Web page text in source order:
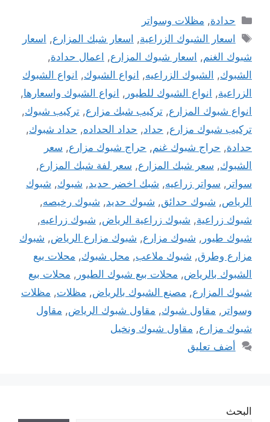
التصنيفات
حدادة, مظلات وسواتر
الوسوم
اسعار الشبوك الزراعية, اسعار شبك المزارع, اسعار
شبوك الغنم, اسعار شبوك المزارع, اعمال حدادة,
الشبوك, الشبوك الزراعيه, انواع الشبوك, انواع الشبوك
الزراعية, انواع الشبوك للطيور , انواع الشبوك واسعارها,
انواع شبوك المزارع, تركيب شبك مزارع, تركيب شبوك,
تركيب شبوك مزارع, حداد, حداد الحداده, حداد شبوك,
حدادة, حراج شبوك غنم, حراج شبوك مزارع, سعر
الشبوك, سعر شبك المزارع, سعر لفة شبك المزارع,
سواتر , سواتر زراعيه, شبك اخضر حديد, شبوك, شبوك
الرياص, شبوك حدائق, شبوك حديد, شبوك رخيصه,
شبوك زراعية, شبوك زراعية الرياض, شبوك زراعيه,
شبوك طيور , شبوك مزارع, شبوك مزارع الرياض, شبوك
مزارع وطرق, شبوك ملاعب, محل شبوك, محلات بيع
الشبوك بالرياض, محلات بيع شبوك الطيور , محلات بيع
شبوك المزارع, مصنع الشبوك بالرياض, مظلات, مظلات
وسواتر , مقاول شبوك, مقاول شبوك الرياض, مقاول
شبوك مزارع, مقاول شبوك ونخيل
أضف تعليق
البحث